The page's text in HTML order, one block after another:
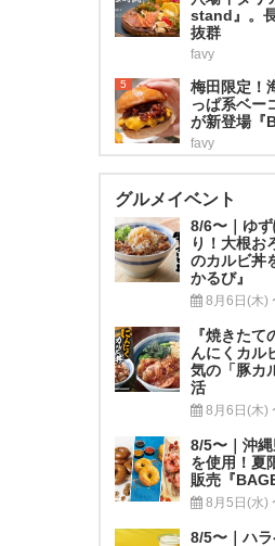
stand』。
抜群
favy
5
梅田限定！
っぱ系ベー
が新登場『
favy
グルメイベント
8/6〜｜ゆ
り！大根お
のカルビ丼
かるび』
8月6日(木)
『焼きた
んにくカル
気の「豚カ
活
8月6日(木)
8/5〜｜沖
を使用！夏
販売『
8月5日(水)
8/5〜｜ハ